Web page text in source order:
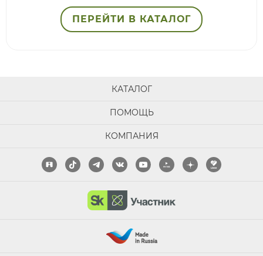
ПЕРЕЙТИ В КАТАЛОГ
КАТАЛОГ
ПОМОЩЬ
КОМПАНИЯ